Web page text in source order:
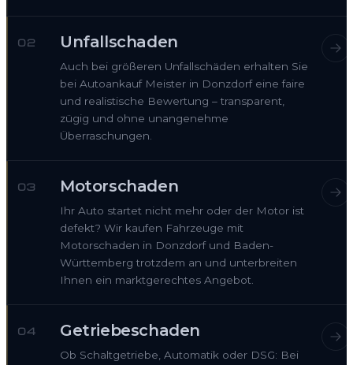
02 Unfallschaden
Auch bei größeren Unfallschäden erhalten Sie
bei Autoankauf Meister in Donzdorf eine faire
und realistische Bewertung – transparent,
zügig und ohne unangenehme
Überraschungen.
03 Motorschaden
Ihr Auto startet nicht mehr oder der Motor ist
defekt? Wir kaufen Fahrzeuge mit
Motorschaden in Donzdorf und Baden-
Württemberg trotzdem an und unterbreiten
Ihnen ein marktgerechtes Angebot.
04 Getriebeschaden
Ob Schaltgetriebe, Automatik oder DSG: Bei